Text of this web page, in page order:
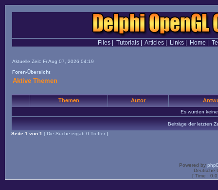
Files| Tutorials| Articles| Links| Home
Aktuelle Zeit: Fr Aug 07, 2026 04:19
Foren-Übersicht
Aktive Themen
Themen Autor
Es wurden
Beiträge der letzten
Seite 1 von 1 [ Die Suche ergab 0 Treffer ]
Powered by
Deutsche
[ Time :